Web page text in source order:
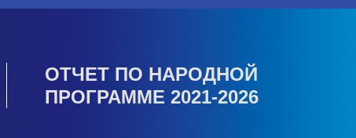
ОТЧЕТ ПО НАРОДНОЙ
ПРОГРАММЕ 2021-2026